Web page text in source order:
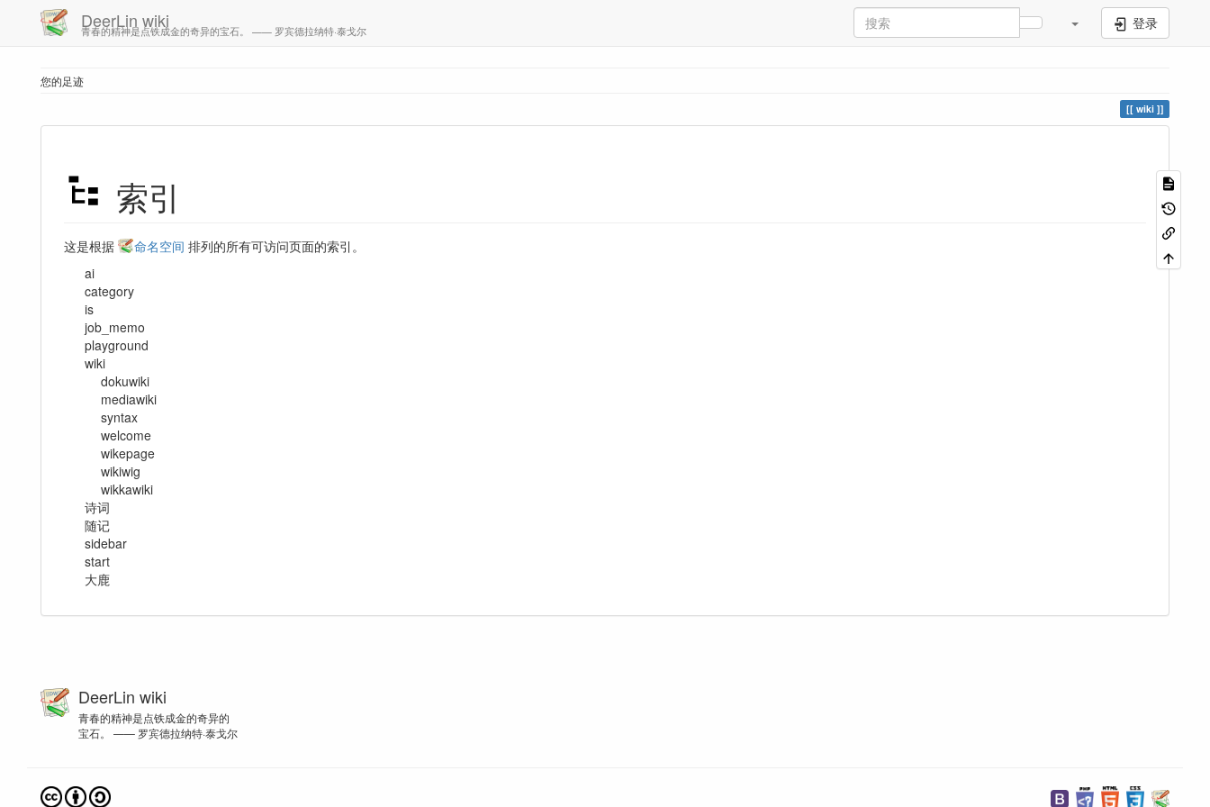
DeerLin wiki
青春的精神是点铁成金的奇异的宝石。 —— 罗宾德拉纳特·泰戈尔 登录
您的足迹
wiki
索引
这是根据 命名空间 排列的所有可访问页面的索引。
ai
category
is
job_memo
playground
wiki
dokuwiki
mediawiki
syntax
welcome
wikepage
wikiwig
wikkawiki
诗词
随记
sidebar
start
大鹿
DeerLin wiki
青春的精神是点铁成金的奇异的
宝石。 —— 罗宾德拉纳特·泰戈尔